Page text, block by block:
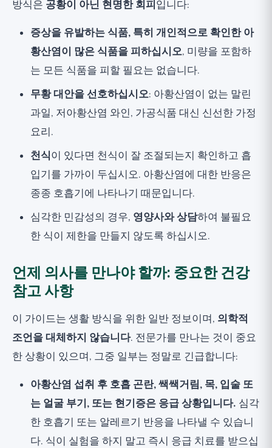
방식은 공황이 아닌 현명한 회피 입니다:
증상을 유발하는 식품, 특히 개인적으로 확인한 아
황산염이 많은 식품을 피하십시오, 미량을 포함하
는 모든 식품을 피할 필요는 없습니다.
무황 대안을 선호하십시오: 아황산염이 없는 말린
과일, 저아황산염 와인, 가공식품 대신 신선한 가정
요리.
천식이 있다면 천식이 잘 조절되는지 확인하고 흡
입기를 가까이 두십시오. 아황산염에 대한 반응은
종종 호흡기에 나타나기 때문입니다.
심각한 민감성의 경우, 영양사와 상담하여 불필요
한 식이 제한을 만들지 않도록 하십시오.
언제 의사를 만나야 할까: 중요한 건강
참고 사항
이 가이드는 생활 방식을 위한 일반 정보이며, 의학적
조언을 대체하지 않습니다. 전문가를 만나는 것이 중요
한 상황이 있으며, 그중 일부는 정말로 긴급합니다:
아황산염 섭취 후 호흡 곤란, 쌕쌕거림, 목, 입술 또
는 얼굴 부기, 또는 현기증은 응급 상황입니다. 심각
한 호흡기 또는 알레르기 반응을 나타낼 수 있습니
다. 식이 실험을 하지 말고 즉시 응급 치료를 받으십